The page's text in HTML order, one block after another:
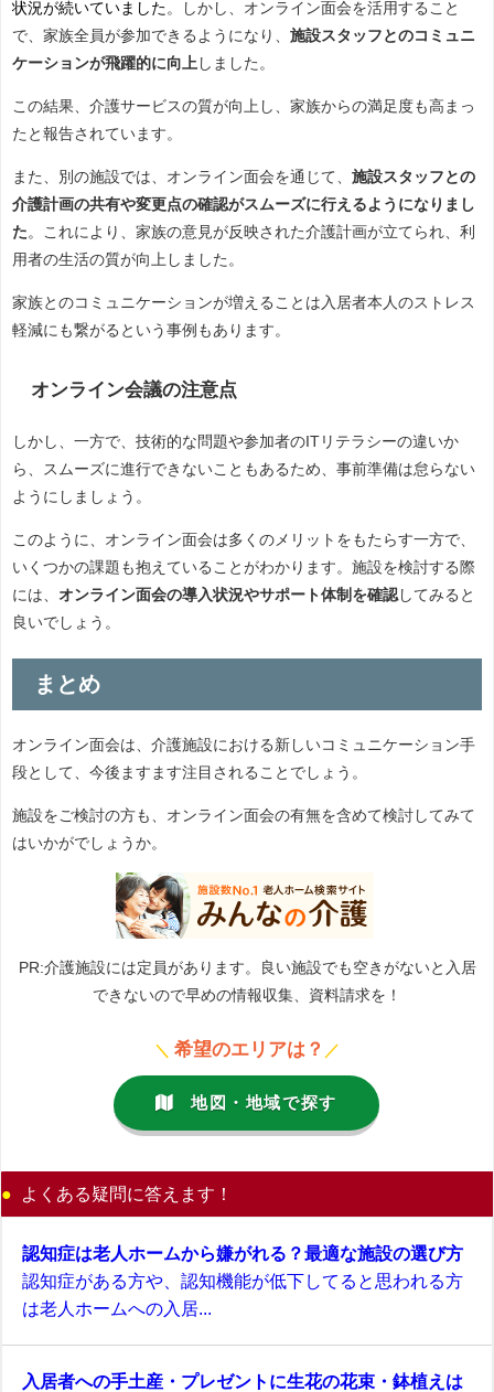
状況が続いていました 。しかし、オンライン面会を活用すること
で、家族全員が参加できるようになり、 施設スタッフとのコミュニ
ケーションが飛躍的に向上 しました。
この結果、介護サービスの質が向上し、家族からの満足度も高まっ
たと報告されています。
また、別の施設では、オンライン面会を通じて、 施設スタッフとの
介護計画の共有や変更点の確認がスムーズに行えるようになりまし
た 。これにより、家族の意見が反映された介護計画が立てられ、利
用者の生活の質が向上しました。
家族とのコミュニケーションが増えることは入居者本人のストレス
軽減にも繋がるという事例もあります。
オンライン会議の注意点
しかし、一方で、技術的な問題や参加者のITリテラシーの違いか
ら、スムーズに進行できないこともあるため、事前準備は怠らない
ようにしましょう。
このように、オンライン面会は多くのメリットをもたらす一方で、
いくつかの課題も抱えていることがわかります。施設を検討する際
には、 オンライン面会の導入状況やサポート体制を確認 してみると
良いでしょう。
まとめ
オンライン面会は、介護施設における新しいコミュニケーション手
段として、今後ますます注目されることでしょう。
施設をご検討の方も、オンライン面会の有無を含めて検討してみて
はいかがでしょうか。
PR:介護施設には定員があります。良い施設でも空きがないと入居
できないので早めの情報収集、資料請求を！
＼ 希望のエリアは？ ／
地図・地域で探す
よくある疑問に答えます！
認知症は老人ホームから嫌がれる？最適な施設の選び方
認知症がある方や、認知機能が低下してると思われる方
は老人ホームへの入居...
入居者への手土産・プレゼントに生花の花束・鉢植えは